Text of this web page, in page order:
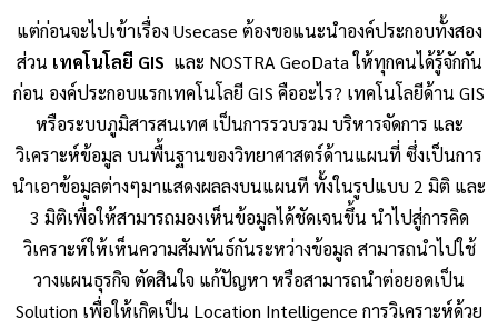
แต่ก่อนจะไปเข้าเรื่อง Usecase ต้องขอแนะนำองค์ประกอบทั้งสอง
ส่วน เทคโนโลยี GIS และ NOSTRA GeoData ให้ทุกคนได้รู้จักกัน
ก่อน องค์ประกอบแรกเทคโนโลยี GIS คืออะไร? เทคโนโลยีด้าน GIS
หรือระบบภูมิสารสนเทศ เป็นการรวบรวม บริหารจัดการ และ
วิเคราะห์ข้อมูล บนพื้นฐานของวิทยาศาสตร์ด้านแผนที่ ซึ่งเป็นการ
นำเอาข้อมูลต่างๆมาแสดงผลลงบนแผนที ทั้งในรูปแบบ 2 มิติ และ
3 มิติเพื่อให้สามารถมองเห็นข้อมูลได้ชัดเจนขึ้น นำไปสู่การคิด
วิเคราะห์ให้เห็นความสัมพันธ์กันระหว่างข้อมูล สามารถนำไปใช้
วางแผนธุรกิจ ตัดสินใจ แก้ปัญหา หรือสามารถนำต่อยอดเป็น
Solution เพื่อให้เกิดเป็น Location Intelligence การวิเคราะห์ด้วย